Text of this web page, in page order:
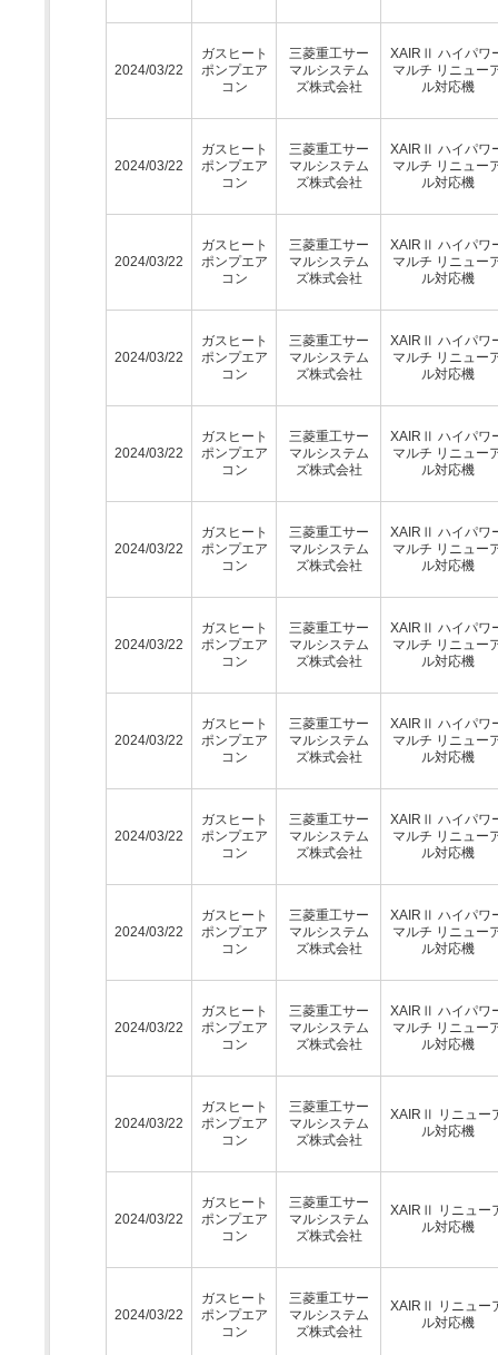
2024/03/22
ガスヒート
ポンプエア
コン
三菱重工サー
マルシステム
ズ株式会社
XAIRⅡ ハイパワ
マルチ リニュー
ル対応機
2024/03/22
ガスヒート
ポンプエア
コン
三菱重工サー
マルシステム
ズ株式会社
XAIRⅡ ハイパワ
マルチ リニュー
ル対応機
2024/03/22
ガスヒート
ポンプエア
コン
三菱重工サー
マルシステム
ズ株式会社
XAIRⅡ ハイパワ
マルチ リニュー
ル対応機
2024/03/22
ガスヒート
ポンプエア
コン
三菱重工サー
マルシステム
ズ株式会社
XAIRⅡ ハイパワ
マルチ リニュー
ル対応機
2024/03/22
ガスヒート
ポンプエア
コン
三菱重工サー
マルシステム
ズ株式会社
XAIRⅡ ハイパワ
マルチ リニュー
ル対応機
2024/03/22
ガスヒート
ポンプエア
コン
三菱重工サー
マルシステム
ズ株式会社
XAIRⅡ ハイパワ
マルチ リニュー
ル対応機
2024/03/22
ガスヒート
ポンプエア
コン
三菱重工サー
マルシステム
ズ株式会社
XAIRⅡ ハイパワ
マルチ リニュー
ル対応機
2024/03/22
ガスヒート
ポンプエア
コン
三菱重工サー
マルシステム
ズ株式会社
XAIRⅡ ハイパワ
マルチ リニュー
ル対応機
2024/03/22
ガスヒート
ポンプエア
コン
三菱重工サー
マルシステム
ズ株式会社
XAIRⅡ ハイパワ
マルチ リニュー
ル対応機
2024/03/22
ガスヒート
ポンプエア
コン
三菱重工サー
マルシステム
ズ株式会社
XAIRⅡ ハイパワ
マルチ リニュー
ル対応機
2024/03/22
ガスヒート
ポンプエア
コン
三菱重工サー
マルシステム
ズ株式会社
XAIRⅡ ハイパワ
マルチ リニュー
ル対応機
2024/03/22
ガスヒート
ポンプエア
コン
三菱重工サー
マルシステム
ズ株式会社
XAIRⅡ リニュー
ル対応機
2024/03/22
ガスヒート
ポンプエア
コン
三菱重工サー
マルシステム
ズ株式会社
XAIRⅡ リニュー
ル対応機
2024/03/22
ガスヒート
ポンプエア
コン
三菱重工サー
マルシステム
ズ株式会社
XAIRⅡ リニュー
ル対応機